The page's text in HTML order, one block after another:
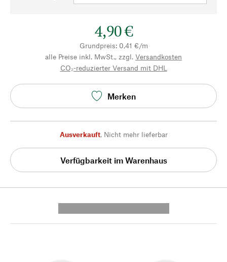
4,90 €
Grundpreis: 0,41 €/m
alle Preise inkl. MwSt., zzgl. Versandkosten
CO₂-reduzierter Versand mit DHL
Merken
Ausverkauft, Nicht mehr lieferbar
Verfügbarkeit im Warenhaus